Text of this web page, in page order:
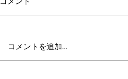
コメントを追加…